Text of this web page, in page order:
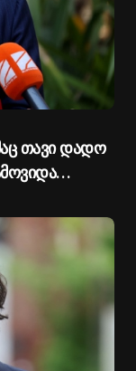
თავი დადო
შეგინებას